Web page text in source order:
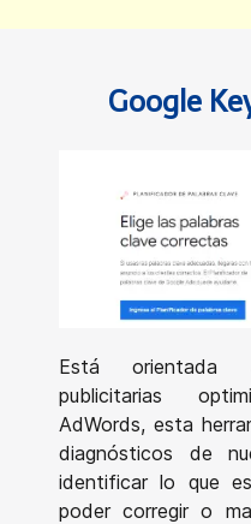
Google
Está orientada
publicitarias
AdWords, esta
diagnósticos de
identificar lo que
poder corregir o